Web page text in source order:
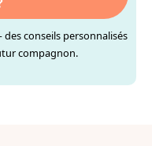
conseils personnalisés
compagnon.